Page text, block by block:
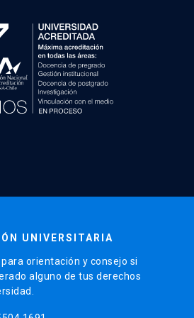
UNIVERSITARIA
orientación y consejo si
alguno de tus derechos